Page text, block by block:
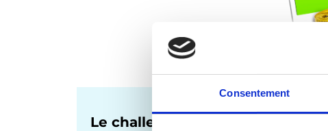
Consentement
Le challenge Happy Smoothie